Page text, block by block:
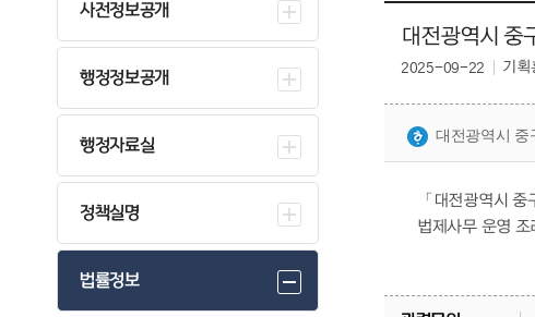
사전정보공개
행정정보공개
행정자료실
정책실명
법률정보
대전광역시 중
기획
2025-09-22
대전광역시 중
「대전광역시
법제사무 운영